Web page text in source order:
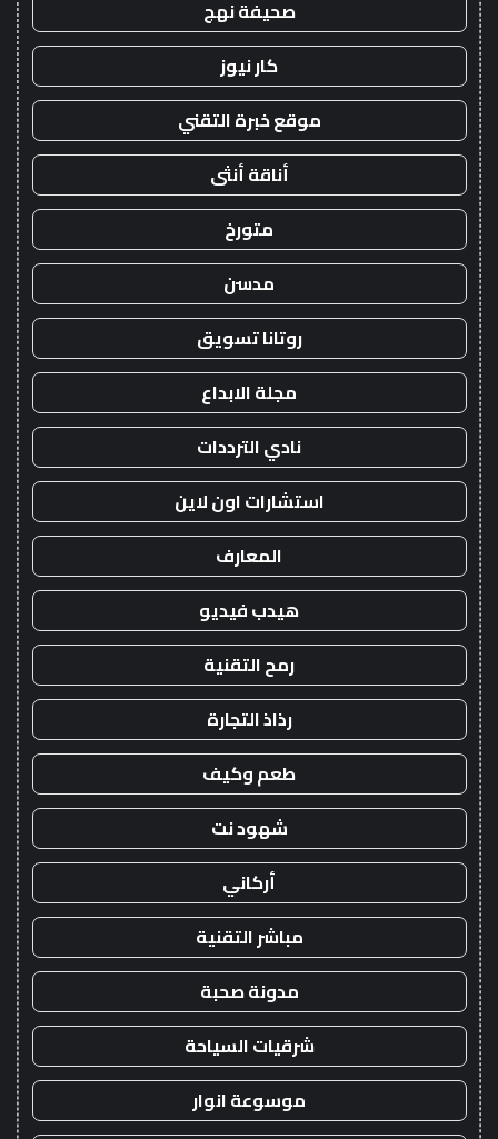
صحيفة نهج
كار نيوز
موقع خبرة التقني
أناقة أنثى
متورخ
مدسن
روتانا تسويق
مجلة الابداع
نادي الترددات
استشارات اون لاين
المعارف
هيدب فيديو
رمح التقنية
رذاذ التجارة
طعم وكيف
شهود نت
أركاني
مباشر التقنية
مدونة صحبة
شرقيات السياحة
موسوعة انوار